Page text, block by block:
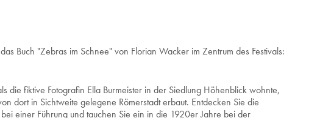
Buch "Zebras im Schnee" von Florian Wacker im Zentrum des Festivals:
die fiktive Fotografin Ella Burmeister in der Siedlung Höhenblick wohnte,
dort in Sichtweite gelegene Römerstadt erbaut. Entdecken Sie die
bei einer Führung und tauchen Sie ein in die 1920er Jahre bei der